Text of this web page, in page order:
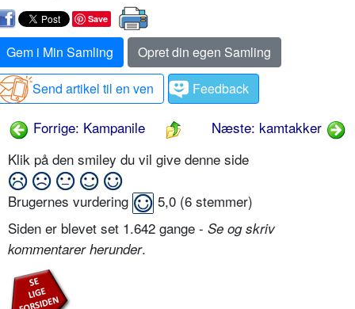
Save
Gem i Min Samling
Opret din egen Samling
Send artikel til en ven
Feedback
Forrige: Kampanile
Næste: kamtakker
Klik på den smiley du vil give denne side
Brugernes vurdering 5,0 (6 stemmer)
Siden er blevet set 1.642 gange - Se og skriv
kommentarer herunder.